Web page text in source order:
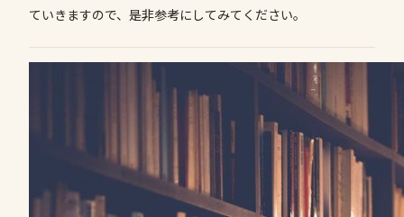
ていきますので、是非参考にしてみてください。